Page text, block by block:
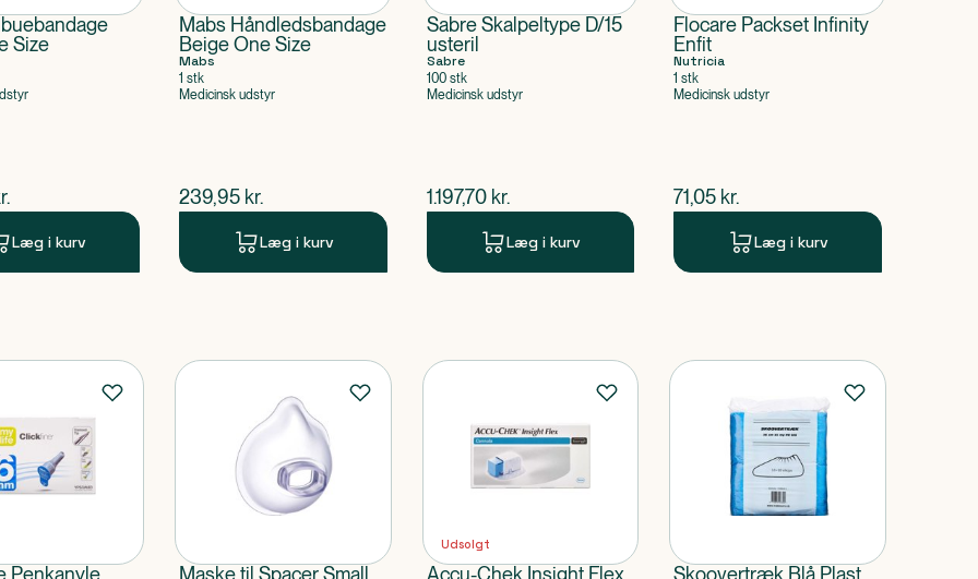
Size
pris
Læg i kurv
Mabs Håndledsbandage
Beige One Size
Mabs
1 stk
Medicinsk udstyr
$nuværende pris
239,95 kr.
Læg i kurv
Sabre Skalpeltype D/15
usteril
Sabre
100 stk
Medicinsk udstyr
$nuværende pris
1.197,70 kr.
Læg i kurv
Flocare Packset Infinity
Enfit
Nutricia
1 stk
Medicinsk udstyr
$nuværende pris
71,05 kr.
Læg i kurv
Penkanyle
Maske til Spacer Small
Udsolgt
Accu-Chek Insight Flex
Skoovertræk Blå Plast